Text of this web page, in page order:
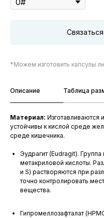
*Можем изготовить капсулы
Описание Таблица
Материал: Изготавливаются
устойчивы к кислой среде
среде кишечника.
Эудрагит (Eudragit).
метакриловой кислоты.
и S) растворяются при
точно контролировать
вещества.
Гипромеллозафталат